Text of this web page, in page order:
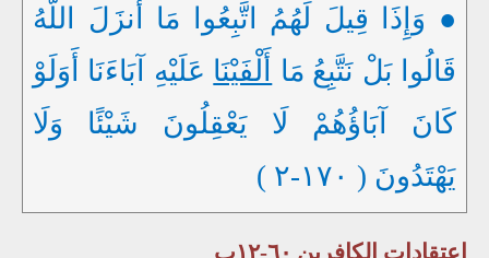
● وَإِذَا قِيلَ لَهُمُ اتَّبِعُوا مَا أَنزَلَ اللَّهُ
قَالُوا بَلْ نَتَّبِعُ مَا
أَلْفَيْنَا عَلَيْهِ آبَاءَنَا أَوَلَوْ
كَانَ آبَاؤُهُمْ لَا يَعْقِلُونَ شَيْئًا وَلَا
يَهْتَدُونَ ( ١٧٠-٢ )
اعتقادات الكافرين ٦٠-١٢ب